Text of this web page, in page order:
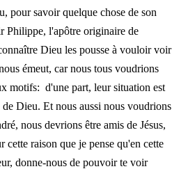
pour savoir quelque chose de son
Philippe, l'apôtre originaire de
Dieu les pousse à vouloir voir
émeut, car nous tous voudrions
motifs: d'une part, leur situation est
Dieu. Et nous aussi nous voudrions
nous devrions être amis de Jésus,
raison que je pense qu'en cette
donne-nous de pouvoir te voir